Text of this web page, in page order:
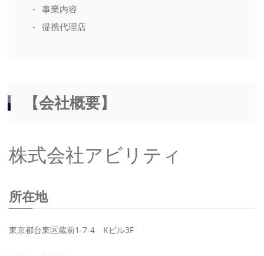
事業内容
提携代理店
【会社概要】
株式会社アビリティ
所在地
東京都台東区蔵前1-7-4 Kビル3F